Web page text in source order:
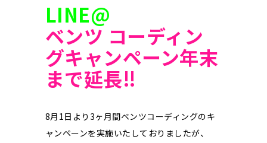
LINE@
ベンツ コーディン
グキャンペーン年末
まで延長‼︎
8月1日より3ヶ月間ベンツコーディングのキ
ャンペーンを実施いたしておりましたが、